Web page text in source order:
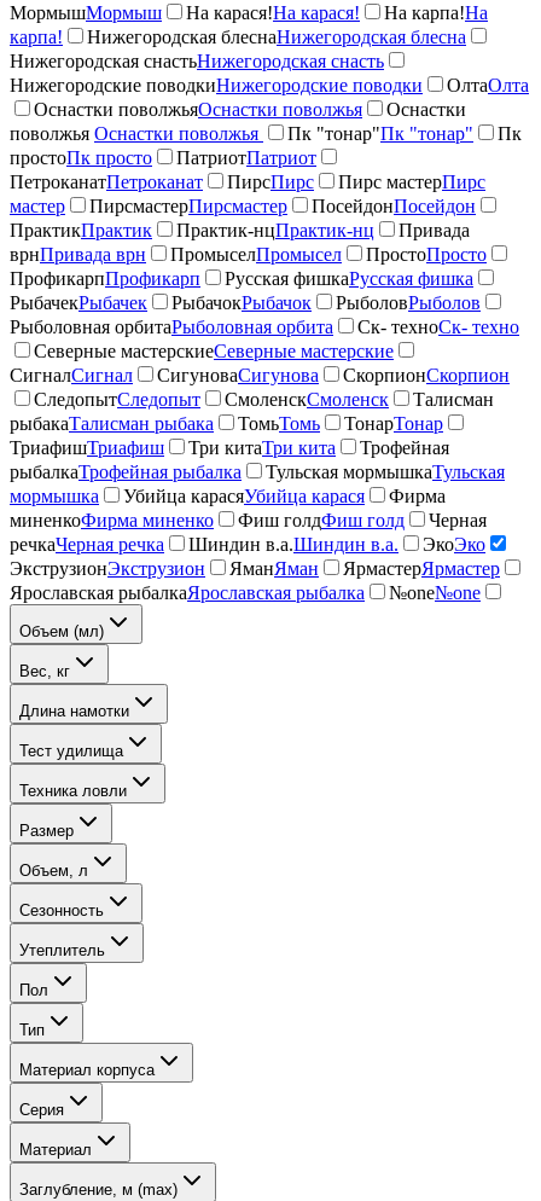
МормышМормыш На карася!На карася! На карпа!На
карпа!
Нижегородская блеснаНижегородская блесна
Нижегородская снастьНижегородская снасть
Нижегородские поводкиНижегородские поводки ОлтаОлта
Оснастки поволжьяОснастки поволжья
Оснастки
поволжья Оснастки поволжья Пк "тонар"Пк "тонар"
Пк
простоПк просто ПатриотПатриот
ПетроканатПетроканат ПирсПирс Пирс мастерПирс
мастер
ПирсмастерПирсмастер ПосейдонПосейдон
ПрактикПрактик Практик-нцПрактик-нц
Привада
врнПривада врн ПромыселПромысел ПростоПросто
ПрофикарпПрофикарп Русская фишкаРусская фишка
РыбачекРыбачек РыбачокРыбачок РыболовРыболов
Рыболовная орбитаРыболовная орбита Ск- техноСк- техно
Северные мастерскиеСеверные мастерские
СигналСигнал СигуноваСигунова СкорпионСкорпион
СледопытСледопыт СмоленскСмоленск
Талисман
рыбакаТалисман рыбака ТомьТомь ТонарТонар
ТриафишТриафиш Три китаТри кита
Трофейная
рыбалкаТрофейная рыбалка Тульская мормышкаТульская
мормышка
Убийца карасяУбийца карася
Фирма
миненкоФирма миненко Фиш голдФиш голд
Черная
речкаЧерная речка Шиндин в.а.Шиндин в.а. ЭкоЭко
ЭкструзионЭкструзион ЯманЯман ЯрмастерЯрмастер
Ярославская рыбалкаЯрославская рыбалка №one№one
Объем (мл)
Вес, кг
Длина намотки
Тест удилища
Техника ловли
Размер
Объем, л
Сезонность
Утеплитель
Пол
Тип
Материал корпуса
Серия
Материал
Заглубление, м (max)